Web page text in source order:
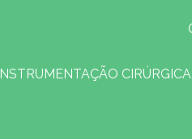
INSTRUMENTAÇÃO CIRÚRGICA